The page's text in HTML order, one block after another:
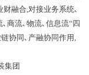
融合,对接业务系统､
商流､物流､信息流“四
协同､产融协同作用,
集团